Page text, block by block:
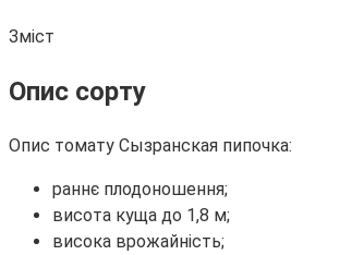
Зміст
Опис сорту
Опис томату Сызранская пипочка:
раннє плодоношення;
висота куща до 1,8 м;
висока врожайність;